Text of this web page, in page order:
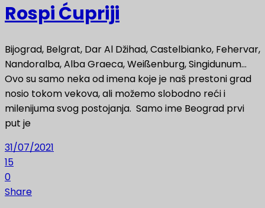
Rospi Ćupriji
Bijograd, Belgrat, Dar Al Džihad, Castelbianko, Fehervar,
Nandoralba, Alba Graeca, Weißenburg, Singidunum…
Ovo su samo neka od imena koje je naš prestoni grad
nosio tokom vekova, ali možemo slobodno reći i
milenijuma svog postojanja. Samo ime Beograd prvi
put je
31/07/2021
15
0
Share